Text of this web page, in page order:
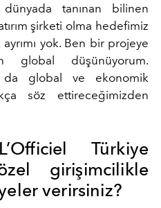
tanınan bilinen
şirketi olma hedefimiz
yok. Ben bir projeye
global düşünüyorum.
da global ve ekonomik
söz ettireceğimizden
Türkiye
girişimcilikle
verirsiniz?